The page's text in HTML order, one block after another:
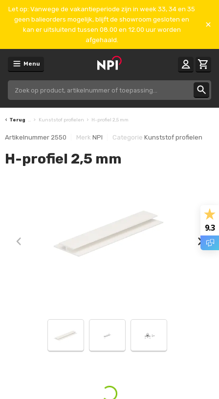
Let op: Vanwege de vakantieperiode zijn in week 33, 34 en 35
geen balieorders mogelijk, blijft de showroom gesloten en
kan er uitsluitend tussen 08.00 en 12.00 uur worden
afgehaald.
Menu
Terug Kunststof profielen H-profiel 2,5 mm
Artikelnummer 2550 Merk NPI Categorie Kunststof profielen
H-profiel 2,5 mm
Loading...
9.3